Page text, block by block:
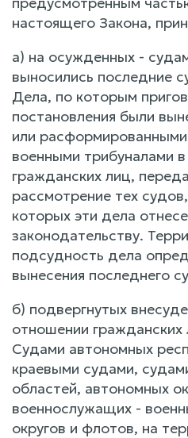
настоящего Закона,
а) на осужденных -
выносились последние
Дела, по которым
постановления были
или
военными трибуналами
гражданских лиц,
рассмотрение тех
которых эти дела
законодательству.
подсудность дела
вынесения последнего
б) подвергнутых
отношении
Судами автономных
краевыми судами,
областей, автономных
военнослужащих -
округов и флотов, на